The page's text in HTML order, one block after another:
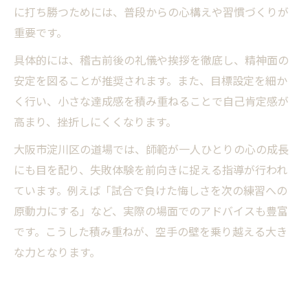
に打ち勝つためには、普段からの心構えや習慣づくりが
重要です。
具体的には、稽古前後の礼儀や挨拶を徹底し、精神面の
安定を図ることが推奨されます。また、目標設定を細か
く行い、小さな達成感を積み重ねることで自己肯定感が
高まり、挫折しにくくなります。
大阪市淀川区の道場では、師範が一人ひとりの心の成長
にも目を配り、失敗体験を前向きに捉える指導が行われ
ています。例えば「試合で負けた悔しさを次の練習への
原動力にする」など、実際の場面でのアドバイスも豊富
です。こうした積み重ねが、空手の壁を乗り越える大き
な力となります。